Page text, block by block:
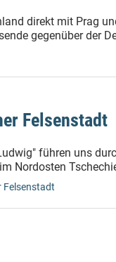
direkt mit Prag
gegenüber der
Felsenstadt
führen uns
Nordosten
Felsenstadt